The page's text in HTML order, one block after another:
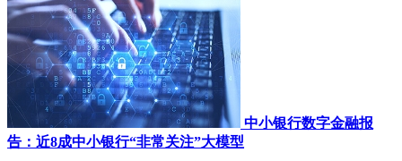
中小银行数字金融报
告：近8成中小银行“非常关注”大模型